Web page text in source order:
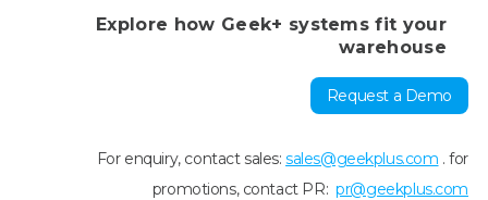
Explore how Geek+ systems fit your
warehouse
Request a Demo
For enquiry, contact sales:sales@geekplus.com . for
promotions, contact PR:pr@geekplus.com